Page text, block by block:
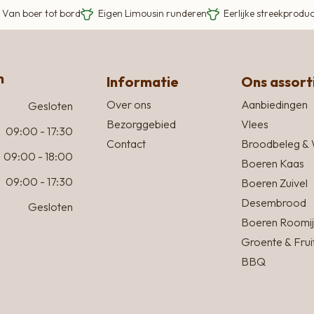
Van boer tot bord Eigen Limousin runderen Eerlijke
Gesloten
09:00 - 17:30
09:00 - 18:00
09:00 - 17:30
Gesloten
Informatie
Over ons
Bezorggebied
Contact
Ons
Aanbiedingen
Vlees
Broodbeleg &
Boeren Kaas
Boeren Zuivel
Desembrood
Boeren
Groente &
BBQ